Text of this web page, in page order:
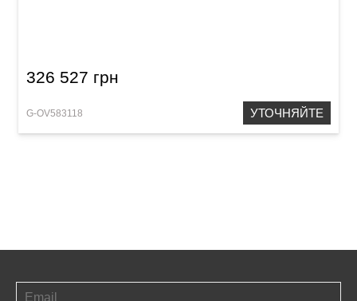
326 527 грн
G-OV583118 УТОЧНЯЙТЕ